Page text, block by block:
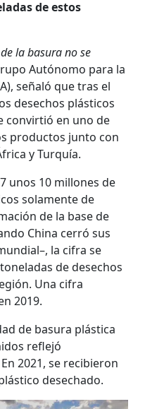
de estos
la basura no se
Autónomo para la
señaló que tras el
desechos plásticos
convirtió en uno de
productos junto con
y Turquía.
unos 10 millones de
solamente de
de la base de
China cerró sus
la cifra se
de desechos
Una cifra
2019.
de basura plástica
reflejó
2021, se recibieron
desechado.